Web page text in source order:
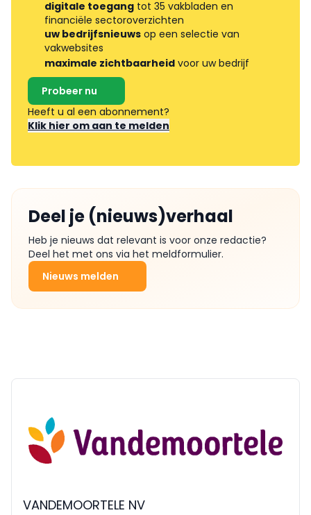
digitale toegang tot 35 vakbladen en
financiële sectoroverzichten
uw bedrijfsnieuws op een selectie van
vakwebsites
maximale zichtbaarheid voor uw bedrijf
Probeer nu
Heeft u al een abonnement?
Klik hier om aan te melden
Deel je (nieuws)verhaal
Heb je nieuws dat relevant is voor onze redactie?
Deel het met ons via het meldformulier.
Nieuws melden
VANDEMOORTELE NV